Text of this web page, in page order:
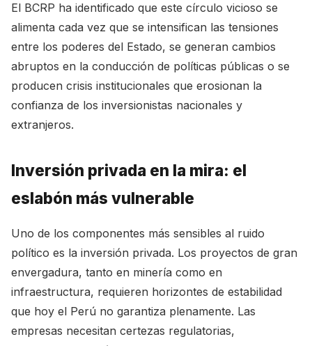
El BCRP ha identificado que este círculo vicioso se
alimenta cada vez que se intensifican las tensiones
entre los poderes del Estado, se generan cambios
abruptos en la conducción de políticas públicas o se
producen crisis institucionales que erosionan la
confianza de los inversionistas nacionales y
extranjeros.
Inversión privada en la mira: el
eslabón más vulnerable
Uno de los componentes más sensibles al ruido
político es la inversión privada. Los proyectos de gran
envergadura, tanto en minería como en
infraestructura, requieren horizontes de estabilidad
que hoy el Perú no garantiza plenamente. Las
empresas necesitan certezas regulatorias,